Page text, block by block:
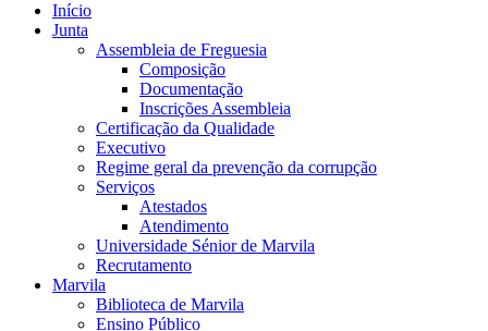
Início
Junta
Assembleia de Freguesia
Composição
Documentação
Inscrições Assembleia
Certificação da Qualidade
Executivo
Regime geral da prevenção da corrupção
Serviços
Atestados
Atendimento
Universidade Sénior de Marvila
Recrutamento
Marvila
Biblioteca de Marvila
Ensino Público